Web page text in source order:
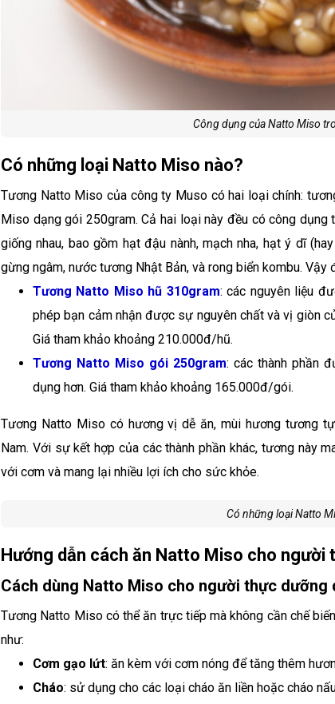
Công dụng của Natto Miso
Có những loại Natto Miso nào?
Tương Natto Miso của công ty Muso có hai loại chính:
Miso dạng gói 250gram. Cả hai loại này đều có công
giống nhau, bao gồm hạt đậu nành, mạch nha, hạt ý dĩ
gừng ngâm, nước tương Nhật Bản, và rong biển kombu.
Tương Natto Miso hũ 310gram: các nguyên liệu
phép bạn cảm nhận được sự nguyên chất và vị giòn
Giá tham khảo khoảng 210.000đ/hũ.
Tương Natto Miso gói 250gram: các thành phần
dụng hơn. Giá tham khảo khoảng 165.000đ/gói.
Tương Natto Miso có hương vị dễ ăn, mùi hương tương
Nam. Với sự kết hợp của các thành phần khác, tương này
với cơm và mang lại nhiều lợi ích cho sức khỏe.
Có những loại Natto
Hướng dẫn cách ăn Natto Miso cho người
Cách dùng Natto Miso cho người thực dưỡng
Tương Natto Miso có thể ăn trực tiếp mà không cần chế
như:
Cơm gạo lứt: ăn kèm với cơm nóng để tăng thêm
Cháo: sử dụng cho các loại cháo ăn liền hoặc cháo